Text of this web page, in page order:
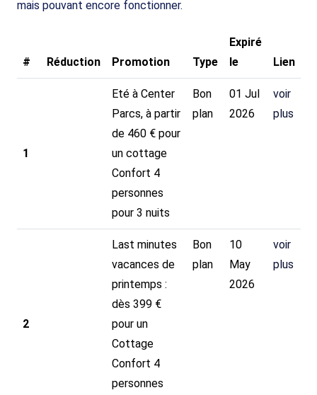
mais pouvant encore fonctionner.
# Réduction Promotion Type
Expiré
le
Lien
1
Eté à Center
Parcs, à partir
de 460 € pour
un cottage
Confort 4
personnes
pour 3 nuits
Bon
plan
01 Jul
2026
voir
plus
2
Last minutes
vacances de
printemps :
dès 399 €
pour un
Cottage
Confort 4
personnes
Bon
plan
10
May
2026
voir
plus